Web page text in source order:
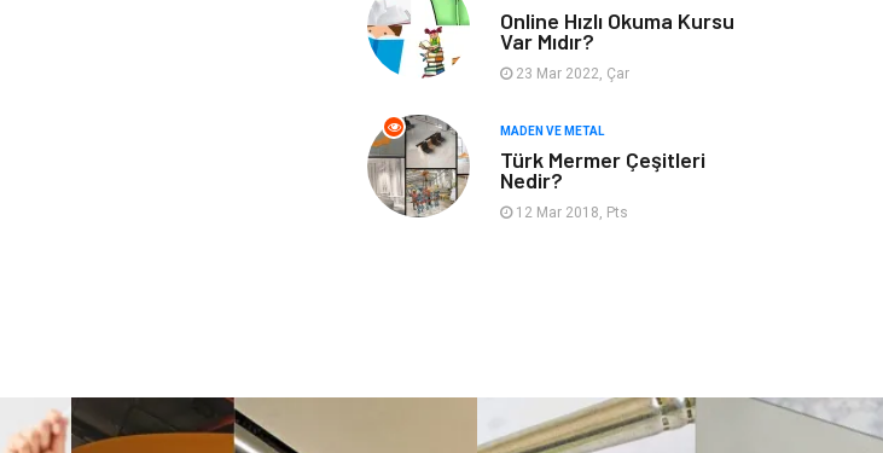
Aksesuar İnternet
Nakliyat
Bebek Giyim Alüminyum
Online Hızlı Okuma Kursu
Var Mıdır?
23 Mar 2022, Çar
MADEN VE METAL
Türk Mermer Çeşitleri
Nedir?
12 Mar 2018, Pts